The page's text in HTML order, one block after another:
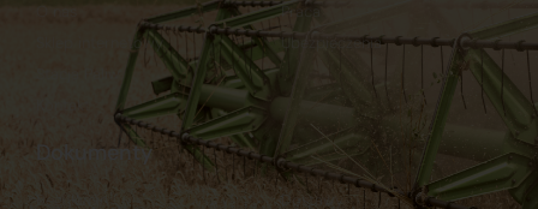
Dokumenty
Regulamin Dostawy
Sklep internetowy
Praca
Ubezpieczenia